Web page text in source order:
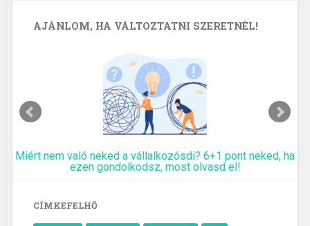
AJÁNLOM, HA VÁLTOZTATNI SZERETNÉL!
Miért nem való neked a vállalkozósdi? 6+1 pont neked, ha
ezen gondolkodsz, most olvasd el!
CÍMKEFELHŐ